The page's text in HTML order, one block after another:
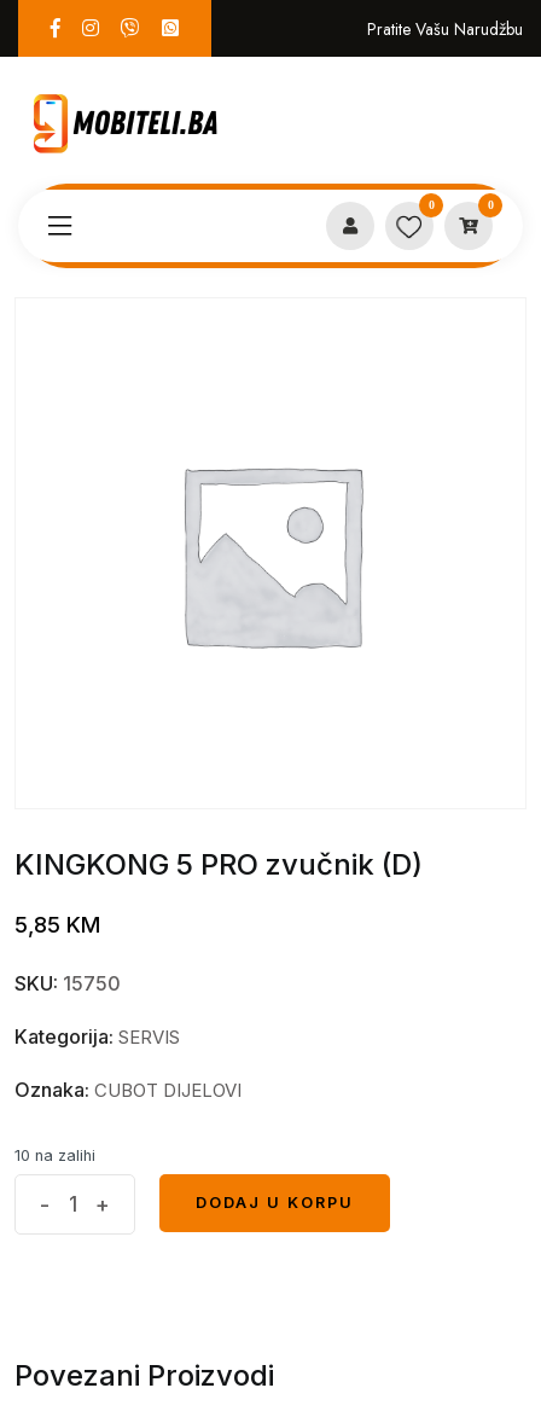
Pratite Vašu Narudžbu
0 0
KINGKONG 5 PRO zvučnik (D)
KINGKONG 5 PRO zvučnik (D)
5,85 KM
SKU: 15750
Kategorija: SERVIS
Oznaka: CUBOT DIJELOVI
10 na zalihi
quantity
- +
DODAJ U KORPU
Povezani Proizvodi